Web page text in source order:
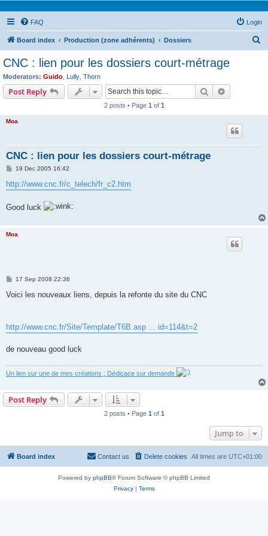
FAQ Login
Board index Production (zone adhérents) Dossiers
CNC : lien pour les dossiers court-métrage
Moderators: Guido Lully Thorn
Post Reply Search
2 posts • Page 1 of 1
Moa
CNC : lien pour les dossiers court-métrage
P
s
t
19 Dec 2005 16:42
http://www.cnc.fr/c_telech/fr_c2.htm
Good luck
Moa
P
s
17 Sep 2008 22:36
Voici les nouveaux liens, depuis la refonte du site du CNC
http://www.cnc.fr/Site/Template/T6B.asp ... id=114&t=2
de nouveau good luck
Un lien sur une de mes créations ; Dédicace sur demande
Post Reply
2 posts • Page 1 of 1
Jump to
Board index All times are UTC+01:00
Delete cookies
Contact us
Powered by phpBB® Forum Software © phpBB Limited
Privacy| Terms